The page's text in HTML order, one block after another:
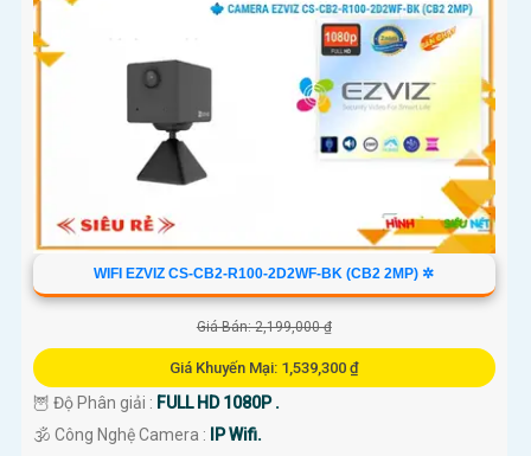
WIFI EZVIZ CS-CB2-R100-2D2WF-BK (CB2 2MP) ✲
Giá Bán: 2,199,000 ₫
Giá Khuyến Mại: 1,539,300 ₫
🦉 Độ Phân giải : FULL HD 1080P .
🕉️ Công Nghệ Camera :
IP Wifi.